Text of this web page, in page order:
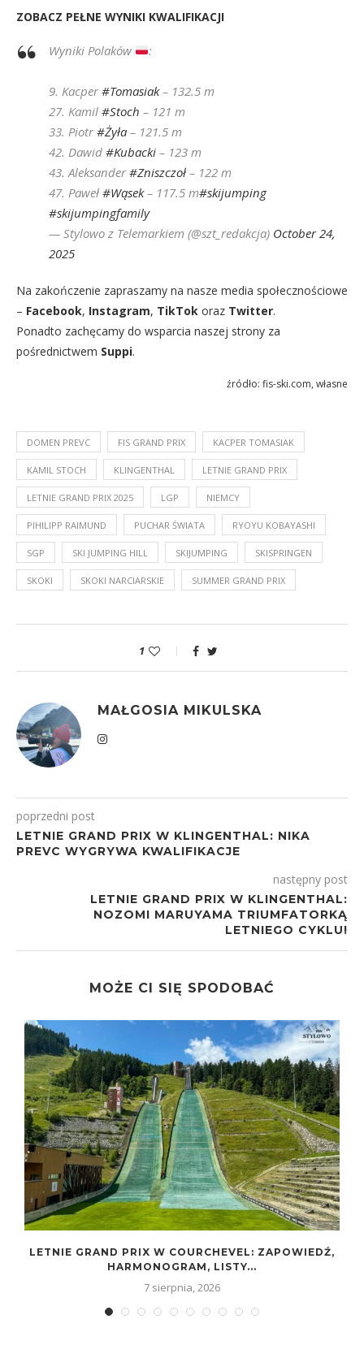
ZOBACZ PEŁNE WYNIKI KWALIFIKACJI
Wyniki Polaków :
9. Kacper#Tomasiak– 132.5 m
27. Kamil #Stoch – 121 m
33. Piotr#Żyła – 121.5 m
42. Dawid #Kubacki – 123 m
43. Aleksander#Zniszczoł – 122 m
47. Paweł #Wąsek– 117.5 m#skijumping
#skijumpingfamily
— Stylowo z Telemarkiem (@szt_redakcja) October 24,
2025
Na zakończenie zapraszamy na nasze media społecznościowe
– Facebook, Instagram, TikTok oraz Twitter.
Ponadto zachęcamy do wsparcia naszej strony za
pośrednictwem Suppi.
źródło: fis-ski.com, własne
DOMEN PREVC FIS GRAND PRIX KACPER TOMASIAK
KAMIL STOCH KLINGENTHAL LETNIE GRAND PRIX
LETNIE GRAND PRIX 2025 LGP NIEMCY
PIHILIPP RAIMUND PUCHAR ŚWIATA RYOYU KOBAYASHI
SGP SKI JUMPING HILL SKIJUMPING SKISPRINGEN
SKOKI SKOKI NARCIARSKIE SUMMER GRAND PRIX
1
MAŁGOSIA MIKULSKA
poprzedni post
LETNIE GRAND PRIX W KLINGENTHAL: NIKA
PREVC WYGRYWA KWALIFIKACJE
następny post
LETNIE GRAND PRIX W KLINGENTHAL:
NOZOMI MARUYAMA TRIUMFATORKĄ
LETNIEGO CYKLU!
MOŻE CI SIĘ SPODOBAĆ
LETNIE GRAND PRIX W COURCHEVEL: ZAPOWIEDŹ,
HARMONOGRAM, LISTY...
7 sierpnia, 2026